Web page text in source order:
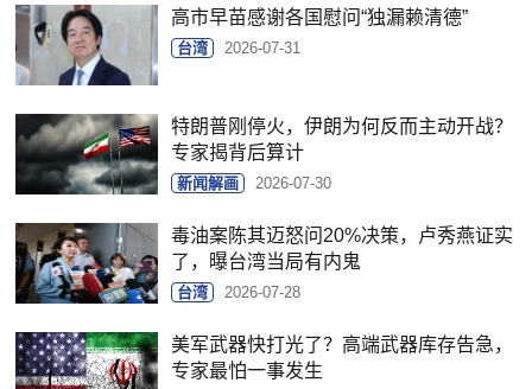
高市早苗感谢各国慰问“独漏赖清德”
台湾 2026-07-31
特朗普刚停火，伊朗为何反而主动开战？
专家揭背后算计
新闻解画 2026-07-30
毒油案陈其迈怒问20%决策，卢秀燕证实
了，曝台湾当局有内鬼
台湾 2026-07-28
美军武器快打光了？高端武器库存告急，
专家最怕一事发生